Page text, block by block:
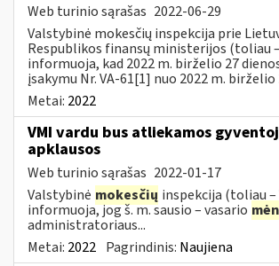
Web turinio sąrašas 2022-06-29
Valstybinė mokesčių inspekcija prie
Respublikos finansų ministerijos (toliau
informuoja, kad 2022 m. birželio 27
įsakymu Nr. VA-61[1] nuo 2022 m. birželio
Metai: 2022
VMI vardu bus atliekamos
apklausos
Web turinio sąrašas 2022-01-17
Valstybinė mokesčių inspekcija (toliau –
informuoja, jog š. m. sausio – vasario mėn
administratoriaus...
Metai: 2022 Pagrindinis: Naujiena